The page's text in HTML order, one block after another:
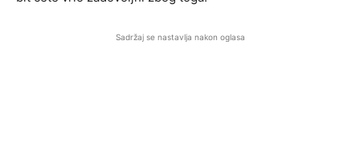
Sadržaj se nastavlja nakon oglasa